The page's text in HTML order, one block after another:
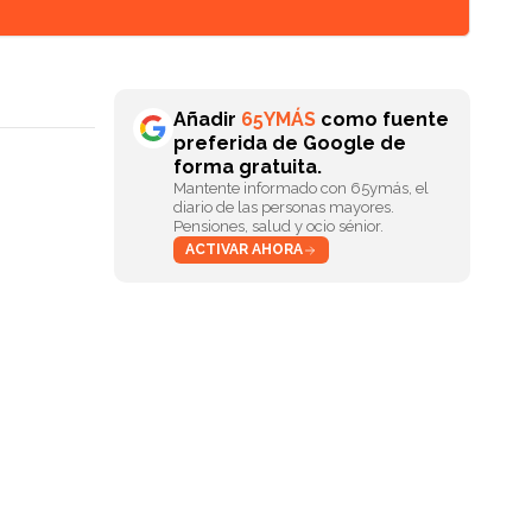
Añadir 65YMÁS como fuente
preferida de Google de
forma gratuita.
Mantente informado con 65ymás, el
diario de las personas mayores.
Pensiones, salud y ocio sénior.
ACTIVAR AHORA